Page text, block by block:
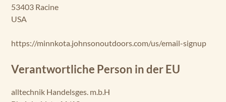
53403 Racine
USA
https://minnkota.johnsonoutdoors.com/us/email-signup
Verantwortliche Person in der EU
alltechnik Handelsges. m.b.H